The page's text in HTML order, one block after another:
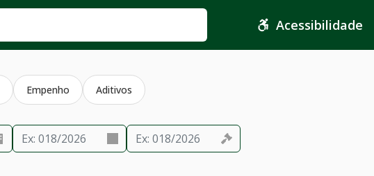
Acessibilidade
Empenho Aditivos